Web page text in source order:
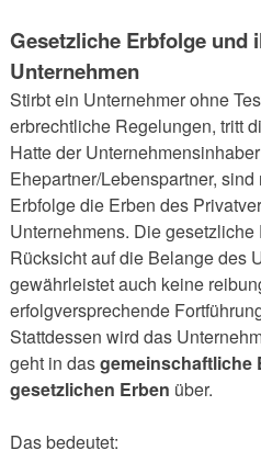
Gesetzliche Erbfolge und
Unternehmen
Stirbt ein Unternehmer ohne
erbrechtliche Regelungen, tritt
Hatte der
Ehepartner/Lebenspartner,
Erbfolge die Erben des
Unternehmens. Die
Rücksicht auf die Belange des
gewährleistet auch keine
erfolgversprechende
Stattdessen wird das
geht in dasgemeinschaftliche
gesetzlichen Erben über.
Das bedeutet: